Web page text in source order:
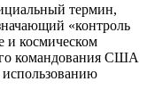
термин,
«контроль
и космическом
командования США